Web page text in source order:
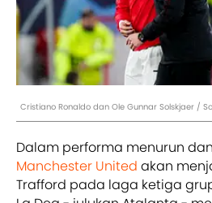
Cristiano Ronaldo dan Ole Gunnar Solskjaer /
Dalam performa menurun
Manchester United akan
Trafford pada laga ketiga